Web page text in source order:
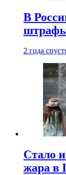
В
2 года
Стало
жара в